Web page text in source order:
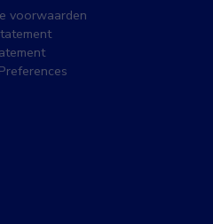
voorwaarden